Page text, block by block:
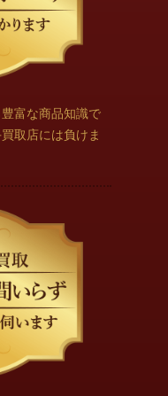
富な商品知識で
取店には負けま